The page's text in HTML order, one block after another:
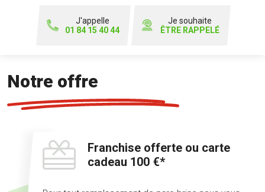
J'appelle
01 84 15 40 44
Je souhaite
ÊTRE RAPPELÉ
Notre offre
Franchise offerte ou carte
cadeau 100 €*